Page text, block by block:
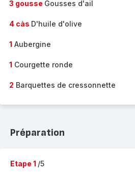
3 gousse Gousses d'ail
4 càs D'huile d'olive
1 Aubergine
1 Courgette ronde
2 Barquettes de cressonnette
Préparation
Etape 1 /5